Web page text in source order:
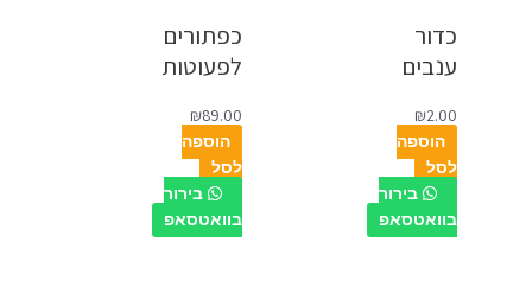
כדור
ענבים
₪2.00
הוספה
לסל
בירור
בוואטסאפ
כפתורים
לפעוטות
₪89.00
הוספה
לסל
בירור
בוואטסאפ